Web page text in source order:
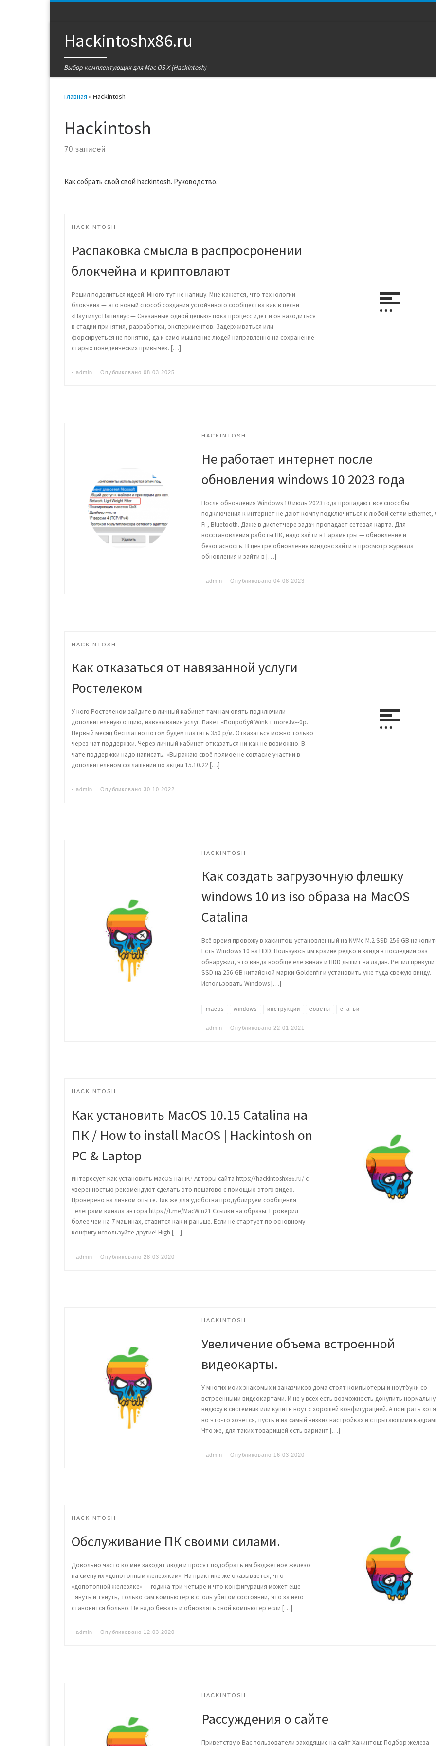
Hackintoshx86.ru
Выбор комплектующих для Mac OS X (Hackintosh)
Главная »Hackintosh
Hackintosh
70 записей
Как собрать свой свой hackintosh. Руководство.
HACKINTOSH
Распаковка смысла в распросронении
блокчейна и криптовлают
Решил поделиться идеей. Много тут не напишу. Мне кажется, что технологии
блокчена — это новый способ создания устойчивого сообщества как в песни
«Наутилус Папилиус — Связанные одной цепью» пока процесс идёт и он находиться
в стадии принятия, разработки, экспериментов. Задерживаться или
форсируеться не понятно, да и само мышление людей направленно на сохранение
старых поведенческих привычек. […]
- admin Опубликовано 08.03.2025
HACKINTOSH
Не работает интернет после
обновления windows 10 2023 года
После обновления Windows 10 июль 2023 года пропадают все способы
подключения к интернет не дают компу подключиться к любой сетям Ethernet,
Fi , Bluetooth. Даже в диспетчере задач пропадает сетевая карта. Для
восстановления работы ПК, надо зайти в Параметры — обновление и
безопасность. В центре обновления виндовс зайти в просмотр журнала
обновления и зайти в […]
-admin Опубликовано04.08.2023
HACKINTOSH
Как отказаться от навязанной услуги
Ростелеком
У кого Ростелеком зайдите в личный кабинет там нам опять подключили
дополнительную опцию, навязывание услуг. Пакет «Попробуй Wink + more.tv»-0р.
Первый месяц бесплатно потом будем платить 350 р/м. Отказаться можно только
через чат поддержки. Через личный кабинет отказаться ни как не возможно. В
чате поддержки надо написать. «Выражаю своё прямое не согласие участии в
дополнительном соглашении по акции 15.10.22 […]
- admin Опубликовано 30.10.2022
HACKINTOSH
Как создать загрузочную флешку
windows 10 из iso образа на MacOS
Catalina
Всё время провожу в хакинтош установленный на NVMe M.2 SSD 256 GB
Есть Windows 10 на HDD. Пользуюсь им крайне редко и зайдя в последний раз
обнаружил, что винда вообще еле живая и HDD дышит на ладан. Решил
SSD на 256 GB китайской марки Goldenfir и установить уже туда свежую винду.
Использовать Windows […]
macos windows инструкции советы статьи
-admin Опубликовано 22.01.2021
HACKINTOSH
Как установить MacOS 10.15 Catalina на
ПК / How to install MacOS | Hackintosh on
PC & Laptop
Интересует Как установить MacOS на ПК? Авторы сайта https://hackintoshx86.ru/ с
уверенностью рекомендуют сделать это пошагово с помощью этого видео.
Проверено на личном опыте. Так же для удобства продублируем сообщения
телеграмм канала автора https://t.me/MacWin21 Ссылки на образы. Проверил
более чем на 7 машинах, ставится как и раньше. Если не стартует по основному
конфигу используйте другие! High […]
- admin Опубликовано 28.03.2020
HACKINTOSH
Увеличение объема встроенной
видеокарты.
У многих моих знакомых и заказчиков дома стоят компьютеры и ноутбуки со
встроенными видеокартами. И не у всех есть возможность докупить
видюху в системник или купить ноут с хорошей конфигурацией. А поиграть
во что-то хочется, пусть и на самый низких настройках и с прыгающими
Что же, для таких товарищей есть вариант […]
-admin Опубликовано 16.03.2020
HACKINTOSH
Обслуживание ПК своими силами.
Довольно часто ко мне заходят люди и просят подобрать им бюджетное железо
на смену их «допотопным железякам». На практике же оказывается, что
«допотопной железяке» — годика три-четыре и что конфигурация может еще
тянуть и тянуть, только сам компьютер в столь убитом состоянии, что за него
становится больно. Не надо бежать и обновлять свой компьютер если […]
- admin Опубликовано 12.03.2020
HACKINTOSH
Рассуждения о сайте
Приветствую Вас пользователи заходящие на сайт Хакинтош: Подбор железа